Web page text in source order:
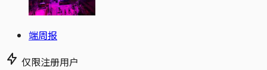
端周报
仅限注册用户